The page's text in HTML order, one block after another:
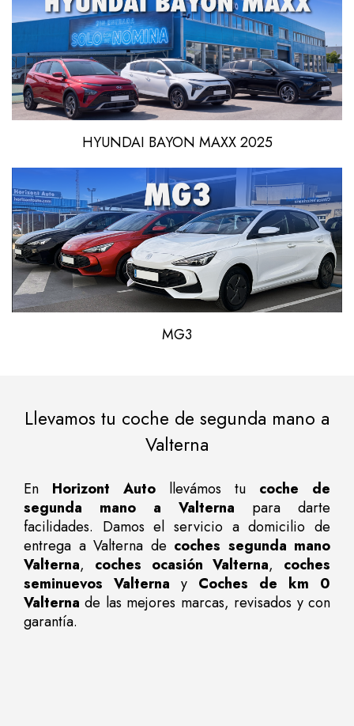
HYUNDAI BAYON MAXX 2025
MG3
Llevamos tu coche de segunda mano a
Valterna
En Horizont Auto llevámos tu coche de
segunda mano a Valterna para darte
facilidades. Damos el servicio a domicilio de
entrega a Valterna de coches segunda mano
Valterna, coches ocasión Valterna, coches
seminuevos Valterna y Coches de km 0
Valterna de las mejores marcas, revisados y con
garantía.